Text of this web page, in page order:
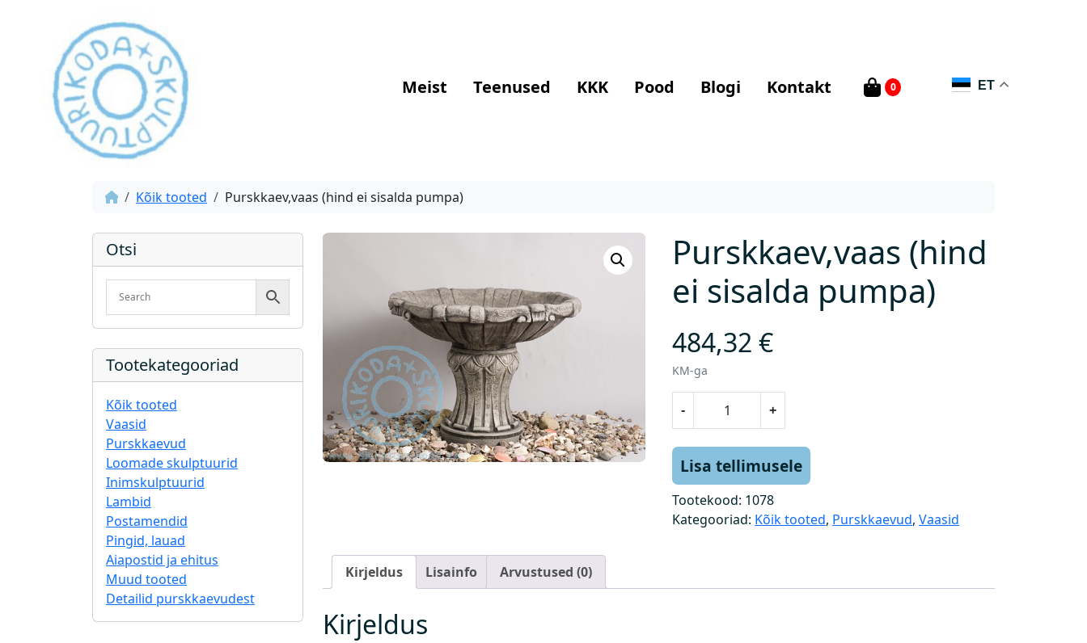
Meist Teenused KKK Pood Blogi Kontakt 0 ET
Kõik tooted Purskkaev,vaas (hind ei sisalda pumpa)
Otsi
Tootekategooriad
Kõik tooted
Vaasid
Purskkaevud
Loomade skulptuurid
Inimskulptuurid
Lambid
Postamendid
Pingid, lauad
Aiapostid ja ehitus
Muud tooted
Detailid purskkaevudest
Purskkaev,vaas (hind
ei sisalda pumpa)
484,32€
KM-ga
-
k
k
a
v
+
Lisa tellimusele
Tootekood: 1078
Kategooriad: Kõik tooted, Purskkaevud,Vaasid
Kirjeldus Lisainfo Arvustused (0)
Kirjeldus